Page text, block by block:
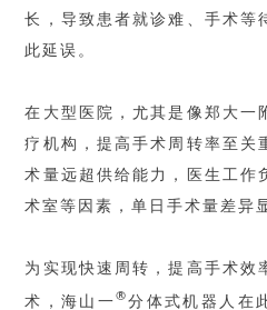
长，导致患者就诊难、手术等
此延误。
在大型医院，尤其是像郑大一
疗机构，提高手术周转率至关
术量远超供给能力，医生工作
术室等因素，单日手术量差异
为实现快速周转，提高手术效
术，海山一®分体式机器人在